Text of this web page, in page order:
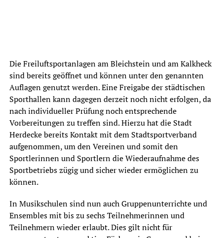
Die Freiluftsportanlagen am Bleichstein und am Kalkheck
sind bereits geöffnet und können unter den genannten
Auflagen genutzt werden. Eine Freigabe der städtischen
Sporthallen kann dagegen derzeit noch nicht erfolgen, da
nach individueller Prüfung noch entsprechende
Vorbereitungen zu treffen sind. Hierzu hat die Stadt
Herdecke bereits Kontakt mit dem Stadtsportverband
aufgenommen, um den Vereinen und somit den
Sportlerinnen und Sportlern die Wiederaufnahme des
Sportbetriebs zügig und sicher wieder ermöglichen zu
können.
In Musikschulen sind nun auch Gruppenunterrichte und
Ensembles mit bis zu sechs Teilnehmerinnen und
Teilnehmern wieder erlaubt. Dies gilt nicht für